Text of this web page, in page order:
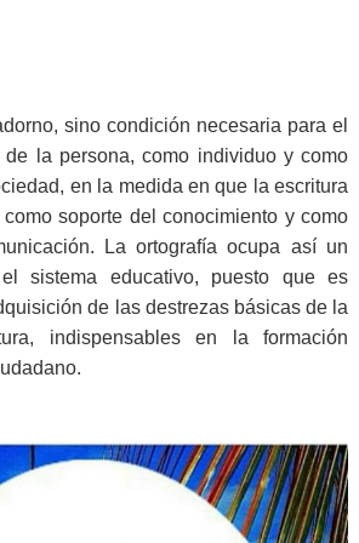
sino condición necesaria para el
de la persona, como individuo y como
en la medida en que la escritura
soporte del conocimiento y como
La ortografía ocupa así un
sistema educativo, puesto que es
de las destrezas básicas de la
indispensables en la formación